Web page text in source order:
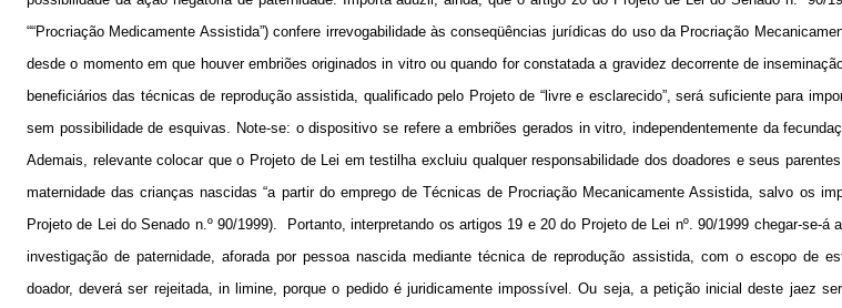
““Procriação Medicamente Assistida”) confere irrevogabilidade às conseqüências jurídicas do uso da Procriação
desde o momento em que houver embriões originados in vitro ou quando for constatada a gravidez decorrente de
beneficiários das técnicas de reprodução assistida, qualificado pelo Projeto de “livre e esclarecido”, será suficiente para
sem possibilidade de esquivas. Note-se: o dispositivo se refere a embriões gerados in vitro, independentemente da
Ademais, relevante colocar que o Projeto de Lei em testilha excluiu qualquer responsabilidade dos doadores e seus
maternidade das crianças nascidas “a partir do emprego de Técnicas de Procriação Mecanicamente Assistida, salvo os
Projeto de Lei do Senado n.º 90/1999).
Portanto, interpretando os artigos 19 e 20 do Projeto de Lei nº. 90/1999 chegar-se-á
investigação de paternidade, aforada por pessoa nascida mediante técnica de reprodução assistida, com o escopo de
doador, deverá ser rejeitada, in limine, porque o pedido é juridicamente impossível. Ou seja, a petição inicial deste jaez